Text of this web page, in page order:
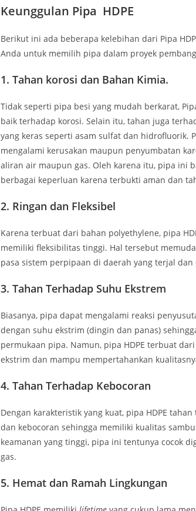
Keunggulan Pipa HDPE
Berikut ini ada beberapa kelebihan dari Pipa
Anda untuk memilih pipa dalam proyek
1. Tahan korosi dan Bahan Kimia.
Tidak seperti pipa besi yang mudah berkarat,
baik terhadap korosi. Selain itu, tahan juga
yang keras seperti asam sulfat dan hidrofluorik.
mengalami kerusakan maupun penyumbatan
aliran air maupun gas. Oleh karena itu, pipa ini
berbagai keperluan karena terbukti aman dan
2. Ringan dan Fleksibel
Karena terbuat dari bahan polyethylene, pipa
memiliki fleksibilitas tinggi. Hal tersebut
pasa sistem perpipaan di daerah yang terjal
3. Tahan Terhadap Suhu Ekstrem
Biasanya, pipa dapat mengalami reaksi
dengan suhu ekstrim (dingin dan panas)
permukaan pipa. Namun, pipa HDPE terbuat
ekstrim dan mampu mempertahankan
4. Tahan Terhadap Kebocoran
Dengan karakteristik yang kuat, pipa HDPE
dan kebocoran sehingga memiliki kualitas
keamanan yang tinggi, pipa ini tentunya cocok
gas.
5. Hemat dan Ramah Lingkungan